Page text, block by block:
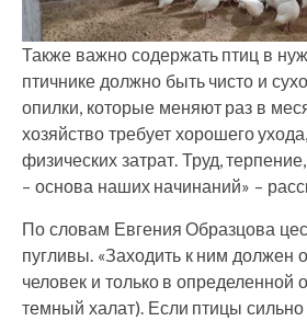
Также важно содержать птиц в
птичнике должно быть чисто и
опилки, которые меняют раз в
хозяйство требует хорошего
физических затрат. Труд,
– основа наших начинаний» –
По словам Евгения Образцова
пугливы. «Заходить к ним должен
человек и только в определенной
темный халат). Если птицы сильно